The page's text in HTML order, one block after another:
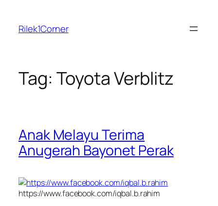
content
Rilek1Corner
Tag: Toyota Verblitz
Anak Melayu Terima
Anugerah Bayonet Perak
https://www.facebook.com/iqbal.b.rahim